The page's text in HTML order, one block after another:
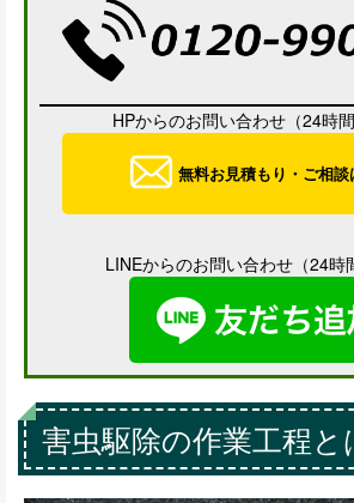
HPからのお問い合わせ（24時間
無料お見積もり・ご相談
LINEからのお問い合わせ（24時
害虫駆除の作業工程と